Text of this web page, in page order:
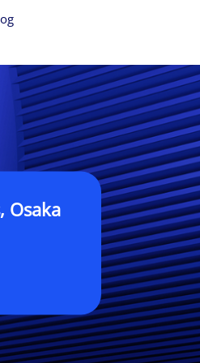
Osaka
Occupier Services jobs
Administrative jobs
jobs